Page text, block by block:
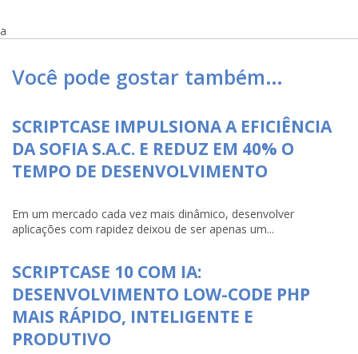
a
Você pode gostar também…
SCRIPTCASE IMPULSIONA A EFICIÊNCIA
DA SOFIA S.A.C. E REDUZ EM 40% O
TEMPO DE DESENVOLVIMENTO
Em um mercado cada vez mais dinâmico, desenvolver
aplicações com rapidez deixou de ser apenas um...
SCRIPTCASE 10 COM IA:
DESENVOLVIMENTO LOW-CODE PHP
MAIS RÁPIDO, INTELIGENTE E
PRODUTIVO